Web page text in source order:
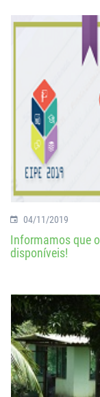
04/11/2019
Informamos que
disponíveis!